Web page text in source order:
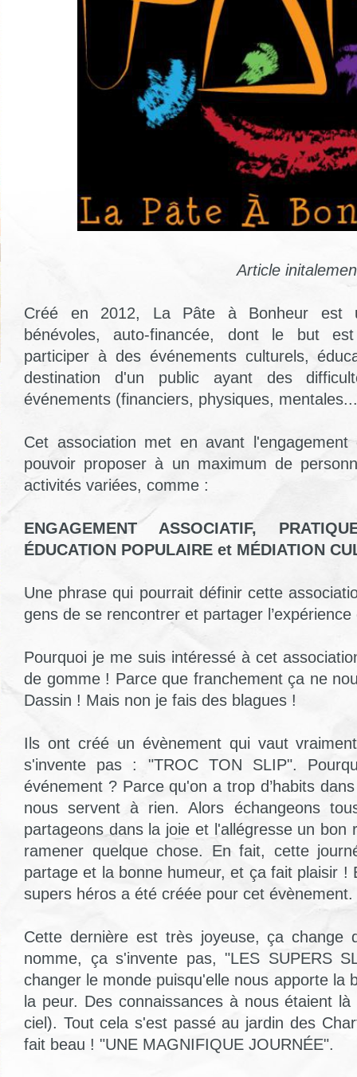
Article
Créé en 2012, La Pâte à Bonheur est
bénévoles, auto-financée, dont le but
participer à des événements culturels,
destination d'un public ayant des
événements (financiers, physiques,
Cet association met en avant l'engagement
pouvoir proposer à un maximum de
activités variées, comme :
ENGAGEMENT ASSOCIATIF,
ÉDUCATION POPULAIRE et MÉDIATION
Une phrase qui pourrait définir cette
gens de se rencontrer et partager
Pourquoi je me suis intéressé à cet
de gomme ! Parce que franchement ça ne
Dassin ! Mais non je fais des blagues !
Ils ont créé un évènement qui vaut
s'invente pas : "TROC TON SLIP".
événement ? Parce qu'on a trop d’habits
nous servent à rien. Alors échangeons
partageons dans la joie et l'allégresse un bon
ramener quelque chose. En fait, cette
partage et la bonne humeur, et ça fait plaisir !
supers héros a été créée pour cet évènement.
Cette dernière est très joyeuse, ça change
nomme, ça s'invente pas, "LES SUPERS
changer le monde puisqu'elle nous apporte la
la peur. Des connaissances à nous étaient
ciel). Tout cela s'est passé au jardin des
fait beau ! "UNE MAGNIFIQUE JOURNÉE".